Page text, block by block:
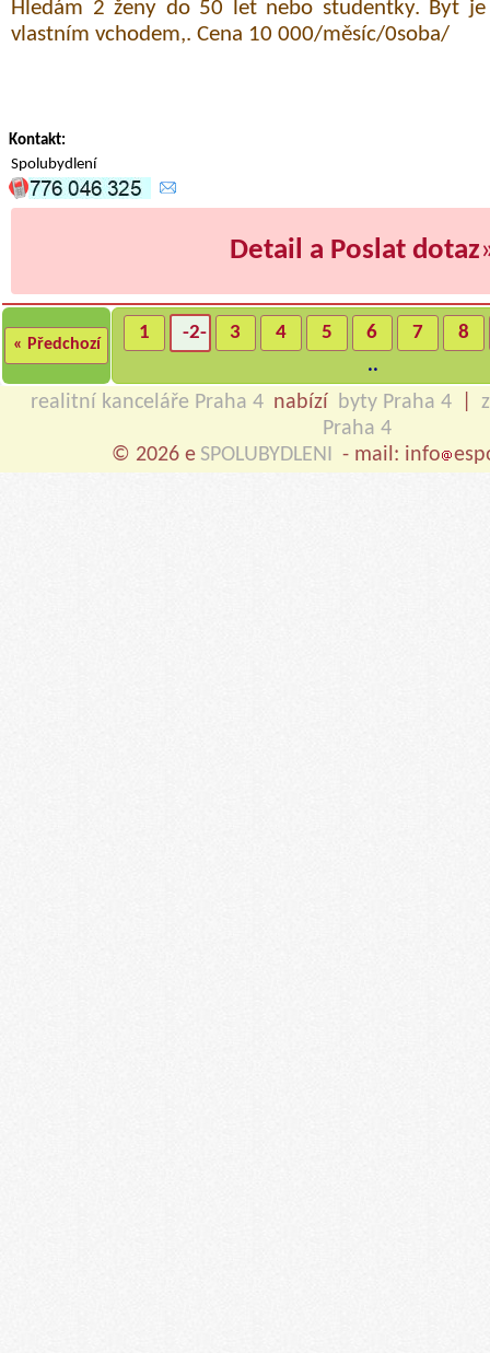
Hledám 2 ženy do 50 let nebo studentky. Byt
vlastním vchodem,. Cena 10 000/měsíc/0soba/
Kontakt:
Spolubydlení
Detail a Poslat dotaz
« Předchozí
1 -2- 3 4 5 6 7
8
..
realitní kanceláře Praha 4 nabízí byty Praha 4
Praha 4
© 2026 e SPOLUBYDLENI - mail: info